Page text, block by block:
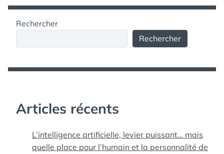
Rechercher
Rechercher
Articles récents
L’intelligence artificielle, levier puissant… mais
quelle place pour l’humain et la personnalité de